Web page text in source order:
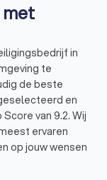
met
in
te
de beste
en
van 9.2. Wij
ervaren
op jouw wensen